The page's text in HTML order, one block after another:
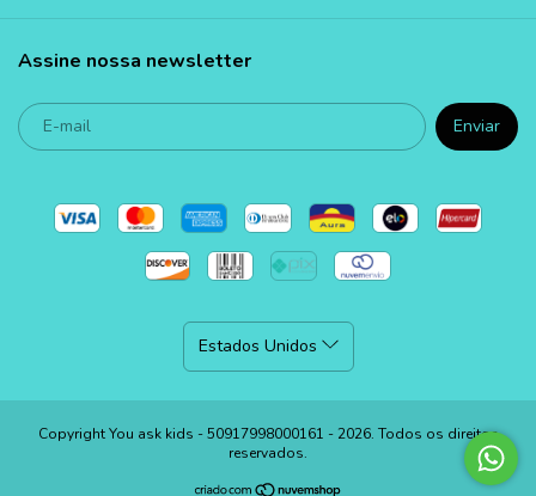
Assine nossa newsletter
Copyright You ask kids - 50917998000161 - 2026. Todos os direitos
reservados.